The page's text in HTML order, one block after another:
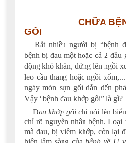
CHỮA
GỐI
Rất nhiều người bị “bệnh
bệnh bị đau một hoặc cả 2 đầu
động khó khăn, đứng lên ngồi
leo cầu thang hoặc ngồi
ngày mòn sụn gối dẫn đến
Vậy “bệnh đau khớp gối” là gì?
Đau khớp gốichỉ nói lên
chỉ rõ nguyên nhân bệnh. Loại
mà đau, bị viêm khớp, còn lại